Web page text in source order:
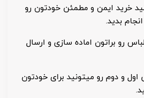
خرید ایمن و مطمئن خودتون رو
بدید.
رو براتون اماده سازی و ارسال
و دوم رو میتونید برای خودتون